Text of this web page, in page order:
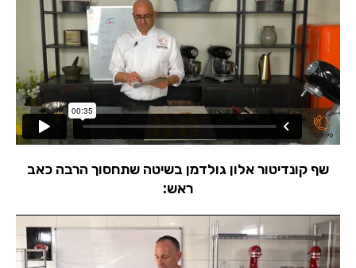
שף קונדיטור אלון גולדמן בשיטה שתחסוך הרבה כאב
ראש: